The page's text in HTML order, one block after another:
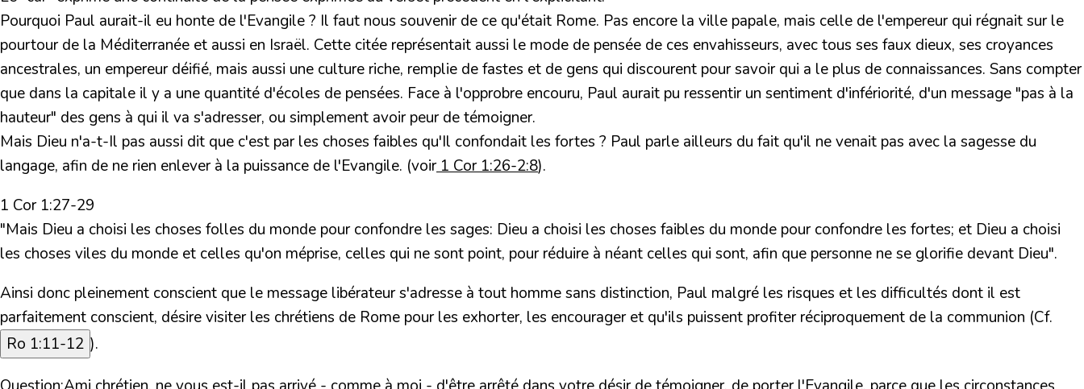
Pourquoi Paul aurait-il eu honte de l'Evangile ? Il faut nous souvenir de ce qu'était Rome. Pas encore la ville papale, mais celle de l'empereur qui régnait sur le
pourtour de la Méditerranée et aussi en Israël. Cette citée représentait aussi le mode de pensée de ces envahisseurs, avec tous ses faux dieux, ses croyances
ancestrales, un empereur déifié, mais aussi une culture riche, remplie de fastes et de gens qui discourent pour savoir qui a le plus de connaissances. Sans compter
que dans la capitale il y a une quantité d'écoles de pensées. Face à l'opprobre encouru, Paul aurait pu ressentir un sentiment d'infériorité, d'un message "pas à la
hauteur" des gens à qui il va s'adresser, ou simplement avoir peur de témoigner.
Mais Dieu n'a-t-Il pas aussi dit que c'est par les choses faibles qu'Il confondait les fortes ? Paul parle ailleurs du fait qu'il ne venait pas avec la sagesse du
langage, afin de ne rien enlever à la puissance de l'Evangile. (voir 1 Cor 1:26-2:8).
1 Cor 1:27-29
"Mais Dieu a choisi les choses folles du monde pour confondre les sages: Dieu a choisi les choses faibles du monde pour confondre les fortes; et Dieu a choisi
les choses viles du monde et celles qu'on méprise, celles qui ne sont point, pour réduire à néant celles qui sont, afin que personne ne se glorifie devant Dieu".
Ainsi donc pleinement conscient que le message libérateur s'adresse à tout homme sans distinction, Paul malgré les risques et les difficultés dont il est
parfaitement conscient, désire visiter les chrétiens de Rome pour les exhorter, les encourager et qu'ils puissent profiter réciproquement de la communion (Cf.
Ro 1:11-12 ).